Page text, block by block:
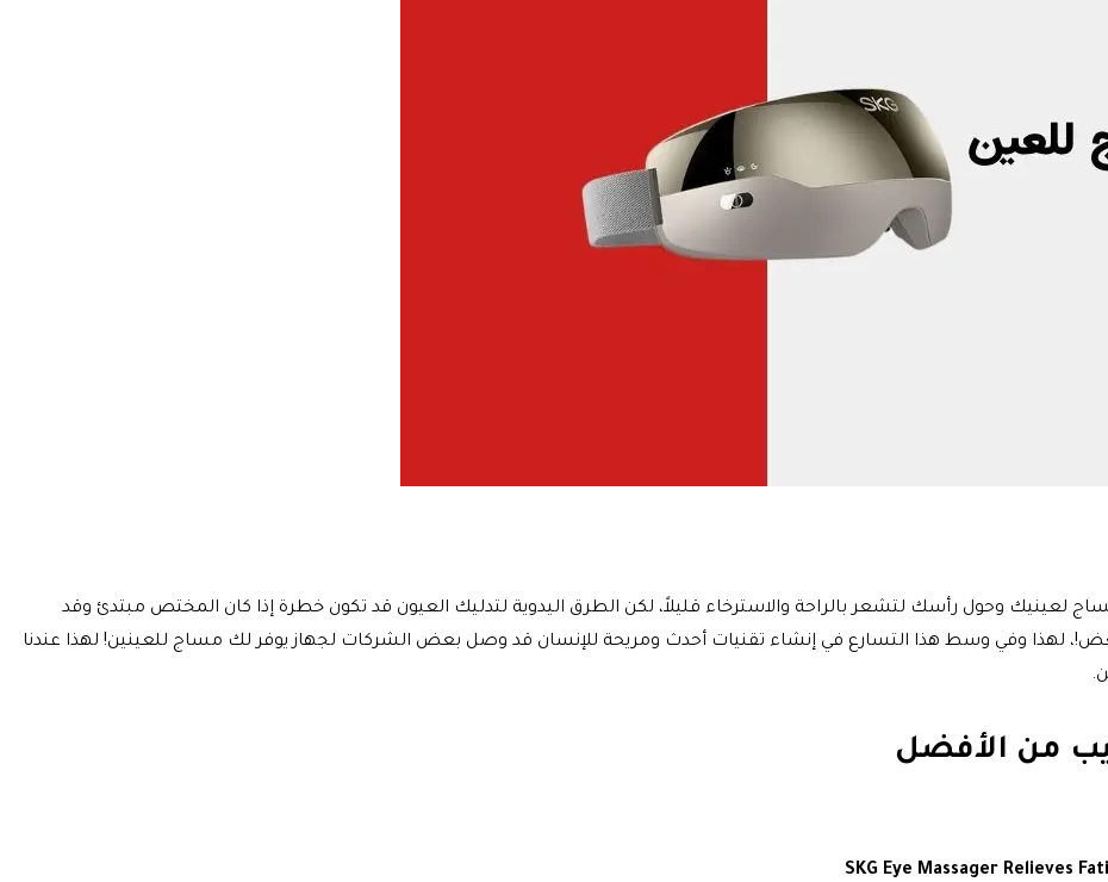
لعينيك وحول رأسك لتشعر بالراحة والاسترخاء قليلاً، لكن الطرق اليدوية لتدليك العيون قد تكون خطرة إذا كان المختص مبتدئ وقد
لهذا وفي وسط هذا التسارع في إنشاء تقنيات أحدث ومريحة للإنسان قد وصل بعض الشركات لجهاز يوفر لك مساج للعينين! لهذا عندنا